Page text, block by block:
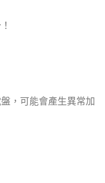
，可能會產生異常加